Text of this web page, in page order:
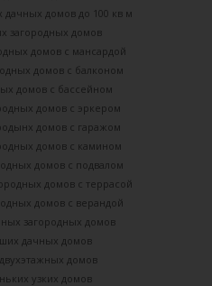
домов до 100 кв м
загородных домов
домов с мансардой
домов с балконом
домов с бассейном
домов с эркером
домов с гаражом
домов с камином
домов с подвалом
домов с террасой
домов с верандой
загородных домов
дачных домов
домов
узких домов